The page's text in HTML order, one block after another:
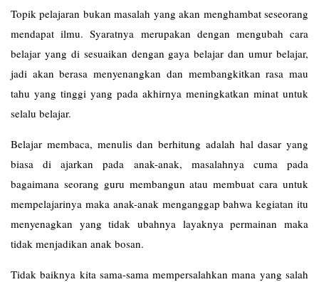
Topik pelajaran bukan masalah yang akan menghambat seseorang
mendapat ilmu. Syaratnya merupakan dengan mengubah cara
belajar yang di sesuaikan dengan gaya belajar dan umur belajar,
jadi akan berasa menyenangkan dan membangkitkan rasa mau
tahu yang tinggi yang pada akhirnya meningkatkan minat untuk
selalu belajar.
Belajar membaca, menulis dan berhitung adalah hal dasar yang
biasa di ajarkan pada anak-anak, masalahnya cuma pada
bagaimana seorang guru membangun atau membuat cara untuk
mempelajarinya maka anak-anak menganggap bahwa kegiatan itu
menyenagkan yang tidak ubahnya layaknya permainan maka
tidak menjadikan anak bosan.
Tidak baiknya kita sama-sama mempersalahkan mana yang salah